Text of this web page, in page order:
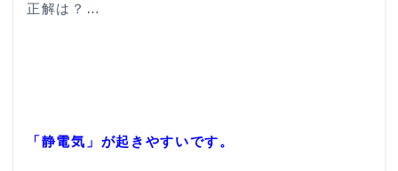
正解は？…
「静電気」が起きやすいです。